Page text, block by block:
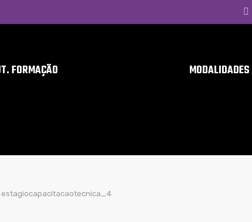
FORMAÇÃO MODALIDADES
estagiocapacitacaotecnica_4